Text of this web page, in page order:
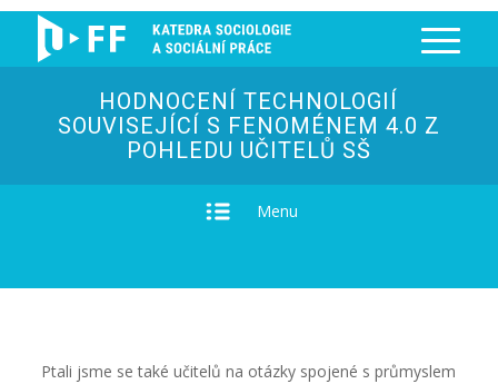
HODNOCENÍ TECHNOLOGIÍ
SOUVISEJÍCÍ S FENOMÉNEM 4.0 Z
POHLEDU UČITELŮ SŠ
Menu
Ptali jsme se také učitelů na otázky spojené s průmyslem